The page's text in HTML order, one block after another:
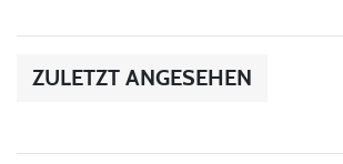
ZULETZT ANGESEHEN